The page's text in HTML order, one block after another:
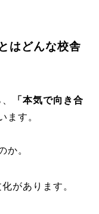
はどんな校舎
「本気で向き合
ます。
か。
があります。